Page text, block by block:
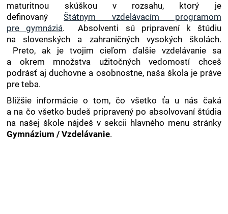
maturitnou skúškou v rozsahu, ktorý je
definovanýŠtátnym vzdelávacím programom
pre gymnáziá. Absolventi sú pripravení k štúdiu
na slovenských a zahraničných vysokých školách.
Preto, ak je tvojim cieľom ďalšie vzdelávanie sa
a okrem množstva užitočných vedomostí chceš
podrásť aj duchovne a osobnostne, naša škola je práve
pre teba.
Bližšie informácie o tom, čo všetko ťa u nás čaká
a na čo všetko budeš pripravený po absolvovaní štúdia
na našej škole nájdeš v sekcii hlavného menu stránky
Gymnázium / Vzdelávanie.